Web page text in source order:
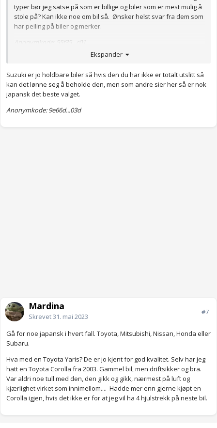
typer bør jeg satse på som er billige og biler som er mest mulig å
stole på? Kan ikke noe om bil så. Ønsker helst svar fra dem som
har peiling på biler og merker.
Anonymkode: 55f35...c01
Ekspander
Suzuki er jo holdbare biler så hvis den du har ikke er totalt utslitt så
kan det lønne seg å beholde den, men som andre sier her så er nok
japansk det beste valget.
Anonymkode: 9e66d...03d
Mardina
Skrevet31. mai 2023
#7
Gå for noe japansk i hvert fall. Toyota, Mitsubishi, Nissan, Honda eller
Subaru.
Hva med en Toyota Yaris? De er jo kjent for god kvalitet. Selv har jeg
hatt en Toyota Corolla fra 2003. Gammel bil, men driftsikker og bra.
Var aldri noe tull med den, den gikk og gikk, nærmest på luft og
kjærlighet virket som innimellom.... Hadde mer enn gjerne kjøpt en
Corolla igjen, hvis det ikke er for at jeg vil ha 4 hjulstrekk på neste bil.